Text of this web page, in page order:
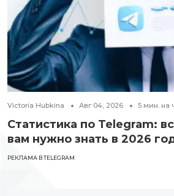
Victoria Hubkina Авг 04, 2026 5 мин. на
Статистика по Telegram:
вам нужно знать в 2026
РЕКЛАМА В TELEGRAM